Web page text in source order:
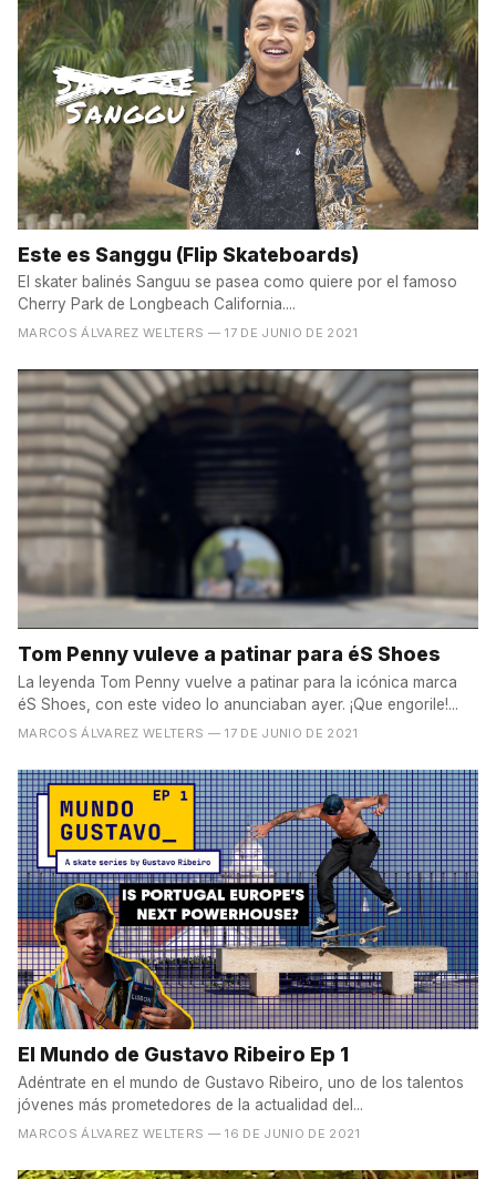
Este es Sanggu (Flip Skateboards)
El skater balinés Sanguu se pasea como quiere por el famoso
Cherry Park de Longbeach California....
MARCOS ÁLVAREZ WELTERS — 17 DE JUNIO DE 2021
Tom Penny vuleve a patinar para éS Shoes
La leyenda Tom Penny vuelve a patinar para la icónica marca
éS Shoes, con este video lo anunciaban ayer. ¡Que engorile!...
MARCOS ÁLVAREZ WELTERS — 17 DE JUNIO DE 2021
El Mundo de Gustavo Ribeiro Ep 1
Adéntrate en el mundo de Gustavo Ribeiro, uno de los talentos
jóvenes más prometedores de la actualidad del...
MARCOS ÁLVAREZ WELTERS — 16 DE JUNIO DE 2021